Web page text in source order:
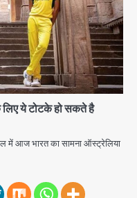
ये टोटके हो सकते है
आज भारत का सामना ऑस्ट्रेलिया
News: बारिश के बाद
और गड्ढे, सीवर काम से
कर्मचारियों का विरोध